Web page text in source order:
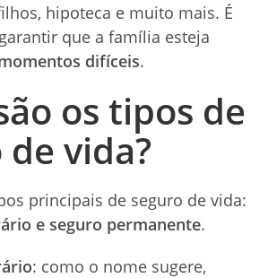
hipoteca e muito mais. É
que a família esteja
difíceis.
os tipos de
vida?
principais de seguro de vida:
e seguro permanente.
: como o nome sugere,